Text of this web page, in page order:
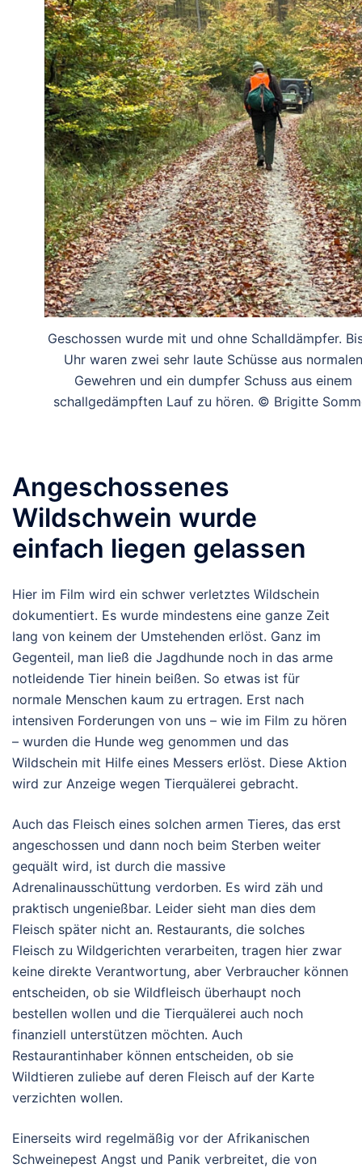
Geschossen wurde mit und ohne Schalldämpfer.
Uhr waren zwei sehr laute Schüsse aus normalen
Gewehren und ein dumpfer Schuss aus einem
schallgedämpften Lauf zu hören. © Brigitte
Angeschossenes
Wildschwein wurde
einfach liegen gelassen
Hier im Film wird ein schwer verletztes Wildschein
dokumentiert. Es wurde mindestens eine ganze Zeit
lang von keinem der Umstehenden erlöst. Ganz im
Gegenteil, man ließ die Jagdhunde noch in das arme
notleidende Tier hinein beißen. So etwas ist für
normale Menschen kaum zu ertragen. Erst nach
intensiven Forderungen von uns – wie im Film zu hören
– wurden die Hunde weg genommen und das
Wildschein mit Hilfe eines Messers erlöst. Diese Aktion
wird zur Anzeige wegen Tierquälerei gebracht.
Auch das Fleisch eines solchen armen Tieres, das erst
angeschossen und dann noch beim Sterben weiter
gequält wird, ist durch die massive
Adrenalinausschüttung verdorben. Es wird zäh und
praktisch ungenießbar. Leider sieht man dies dem
Fleisch später nicht an. Restaurants, die solches
Fleisch zu Wildgerichten verarbeiten, tragen hier zwar
keine direkte Verantwortung, aber Verbraucher können
entscheiden, ob sie Wildfleisch überhaupt noch
bestellen wollen und die Tierquälerei auch noch
finanziell unterstützen möchten. Auch
Restaurantinhaber können entscheiden, ob sie
Wildtieren zuliebe auf deren Fleisch auf der Karte
verzichten wollen.
Einerseits wird regelmäßig vor der Afrikanischen
Schweinepest Angst und Panik verbreitet, die von